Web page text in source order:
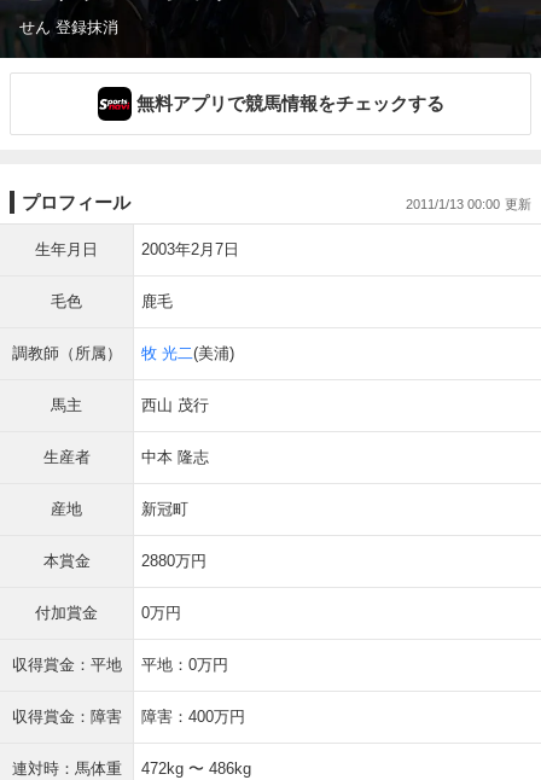
せん 登録抹消
無料アプリで競馬情報をチェックする
プロフィール 2011/1/13 00:00
生年月日 2003年2月7日
毛色 鹿毛
調教師（所属） 牧 光二(美浦)
馬主 西山 茂行
生産者 中本 隆志
産地 新冠町
本賞金 2880万円
付加賞金 0万円
収得賞金：平地 平地：0万円
収得賞金：障害 障害：400万円
連対時：馬体重 472kg 〜 486kg